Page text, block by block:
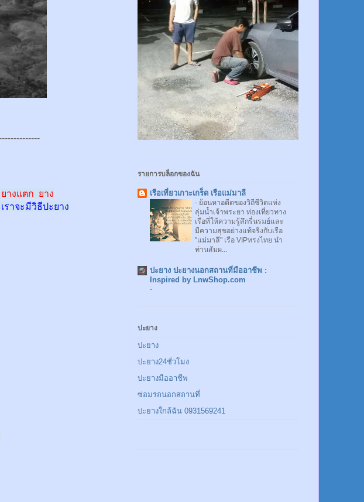
ยางแตก ยาง
ราจะมีวิธีปะยาง
รายการบล็อกของฉัน
เรือเที่ยวเกาะเกร็ด เรือแม่มาลี
- ย้อนหาอดีตของวิถีชีวิตแห่ง
ลุ่มน้ำเจ้าพระยา ท่องเที่ยวทาง
เรือที่ให้ความรู้สึกรื่นรมย์และ
มีความสุขอย่างแท้จริงกับเรือ
"แม่มาลี" เรือ VIPทรงไทย นำ
ท่านสัมผ...
ปะยาง ปะยางนอกสถานที่มืออาชีพ :
Inspired by LnwShop.com
-
ปะยาง
ปะยาง
ปะยาง24ชั่วโมง
ปะยางมืออาชีพ
ซ่อมรถนอกสถานที่
ปะยางใกล้ฉัน 0931569241